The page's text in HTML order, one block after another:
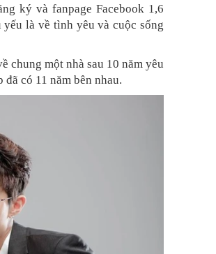
ký và fanpage Facebook 1,6
là về tình yêu và cuộc sống
chung một nhà sau 10 năm yêu
có 11 năm bên nhau.